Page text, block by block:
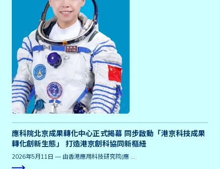
應科院北京成果轉化中心正式揭幕 同步啟動「港京科技成果
轉化創新生態」 打造港京創科協同新樞紐
2026年5月11日 — 由香港應用科技研究院(應 …